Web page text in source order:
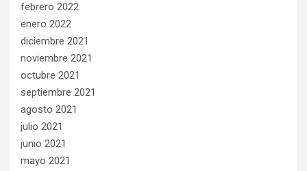
febrero 2022
enero 2022
diciembre 2021
noviembre 2021
octubre 2021
septiembre 2021
agosto 2021
julio 2021
junio 2021
mayo 2021